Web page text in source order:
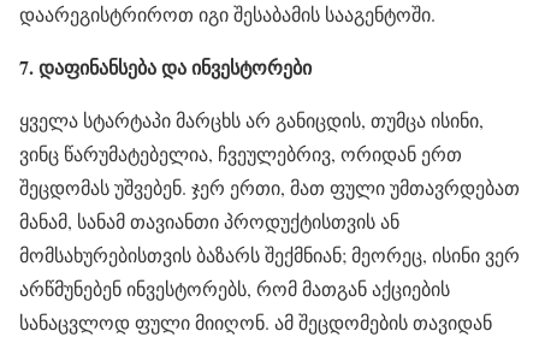
დაარეგისტრიროთ იგი შესაბამის სააგენტოში.
7. დაფინანსება და ინვესტორები
ყველა სტარტაპი მარცხს არ განიცდის, თუმცა ისინი,
ვინც წარუმატებელია, ჩვეულებრივ, ორიდან ერთ
შეცდომას უშვებენ. ჯერ ერთი, მათ ფული უმთავრდებათ
მანამ, სანამ თავიანთი პროდუქტისთვის ან
მომსახურებისთვის ბაზარს შექმნიან; მეორეც, ისინი ვერ
არწმუნებენ ინვესტორებს, რომ მათგან აქციების
სანაცვლოდ ფული მიიღონ. ამ შეცდომების თავიდან